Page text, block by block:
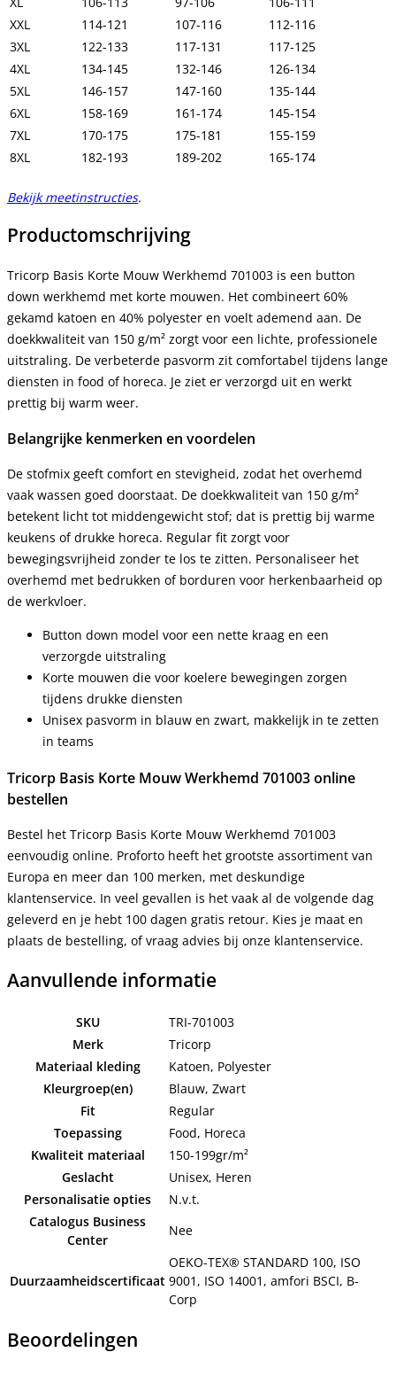
XXL
114-121 107-116
112-116
3XL
122-133 117-131
117-125
4XL
134-145 132-146
126-134
5XL
146-157 147-160
135-144
6XL
158-169 161-174
145-154
7XL
170-175 175-181
155-159
8XL
182-193 189-202 165-174
Bekijk meetinstructies.
Productomschrijving
Tricorp Basis Korte Mouw Werkhemd 701003 is een button
down werkhemd met korte mouwen. Het combineert 60%
gekamd katoen en 40% polyester en voelt ademend aan. De
doekkwaliteit van 150 g/m² zorgt voor een lichte, professionele
uitstraling. De verbeterde pasvorm zit comfortabel tijdens lange
diensten in food of horeca. Je ziet er verzorgd uit en werkt
prettig bij warm weer.
Belangrijke kenmerken en voordelen
De stofmix geeft comfort en stevigheid, zodat het overhemd
vaak wassen goed doorstaat. De doekkwaliteit van 150 g/m²
betekent licht tot middengewicht stof; dat is prettig bij warme
keukens of drukke horeca. Regular fit zorgt voor
bewegingsvrijheid zonder te los te zitten. Personaliseer het
overhemd met bedrukken of borduren voor herkenbaarheid op
de werkvloer.
Button down model voor een nette kraag en een
verzorgde uitstraling
Korte mouwen die voor koelere bewegingen zorgen
tijdens drukke diensten
Unisex pasvorm in blauw en zwart, makkelijk in te zetten
in teams
Tricorp Basis Korte Mouw Werkhemd 701003 online
bestellen
Bestel het Tricorp Basis Korte Mouw Werkhemd 701003
eenvoudig online. Proforto heeft het grootste assortiment van
Europa en meer dan 100 merken, met deskundige
klantenservice. In veel gevallen is het vaak al de volgende dag
geleverd en je hebt 100 dagen gratis retour. Kies je maat en
plaats de bestelling, of vraag advies bij onze klantenservice.
Aanvullende informatie
SKU
TRI-701003
Merk
Tricorp
Materiaal kleding
Katoen, Polyester
Kleurgroep(en)
Blauw, Zwart
Fit
Regular
Toepassing
Food, Horeca
Kwaliteit materiaal
150-199gr/m²
Geslacht
Unisex, Heren
Personalisatie opties
N.v.t.
Catalogus Business
Center
Nee
Duurzaamheidscertificaat
OEKO-TEX® STANDARD 100, ISO
9001, ISO 14001, amfori BSCI, B-
Corp
Beoordelingen